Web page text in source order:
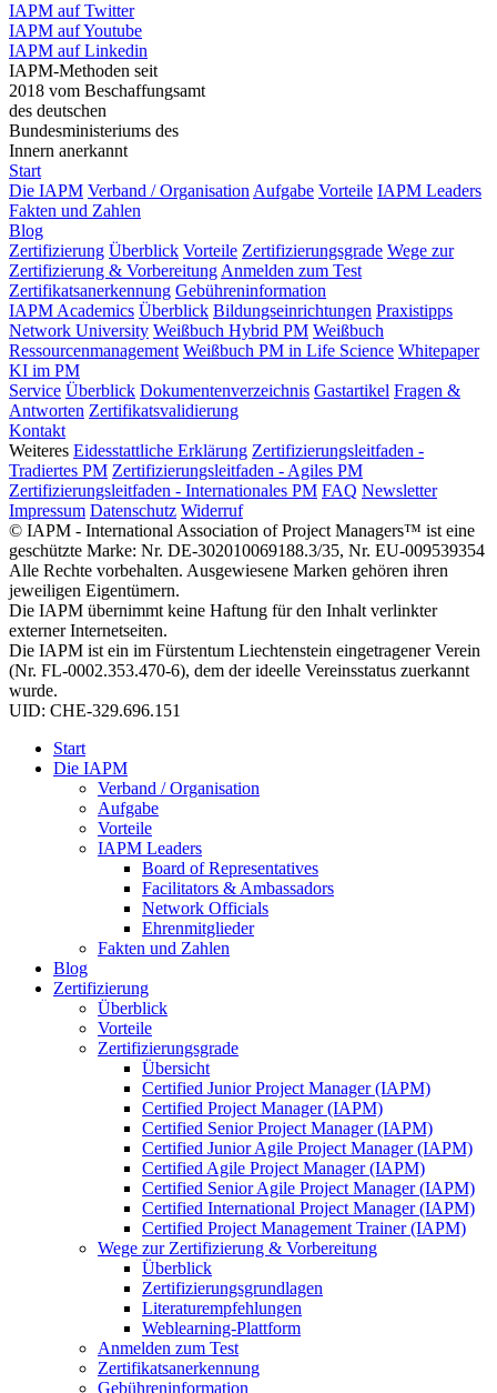
IAPM auf Twitter
IAPM auf Youtube
IAPM auf Linkedin
IAPM-Methoden seit
2018 vom Beschaffungsamt
des deutschen
Bundesministeriums des
Innern anerkannt
Start
Die IAPM Verband / Organisation Aufgabe Vorteile IAPM Leaders
Fakten und Zahlen
Blog
Zertifizierung Überblick Vorteile Zertifizierungsgrade Wege zur
Zertifizierung & Vorbereitung Anmelden zum Test
Zertifikatsanerkennung Gebühreninformation
IAPM Academics Überblick Bildungseinrichtungen Praxistipps
Network University Weißbuch Hybrid PM Weißbuch
Ressourcenmanagement Weißbuch PM in Life Science Whitepaper
KI im PM
Service Überblick Dokumentenverzeichnis Gastartikel Fragen &
Antworten Zertifikatsvalidierung
Kontakt
Weiteres Eidesstattliche Erklärung Zertifizierungsleitfaden -
Tradiertes PM Zertifizierungsleitfaden - Agiles PM
Zertifizierungsleitfaden - Internationales PM FAQ Newsletter
Impressum Datenschutz Widerruf
© IAPM - International Association of Project Managers™ ist eine
geschützte Marke: Nr. DE-302010069188.3/35, Nr. EU-009539354
Alle Rechte vorbehalten. Ausgewiesene Marken gehören ihren
jeweiligen Eigentümern.
Die IAPM übernimmt keine Haftung für den Inhalt verlinkter
externer Internetseiten.
Die IAPM ist ein im Fürstentum Liechtenstein eingetragener Verein
(Nr. FL-0002.353.470-6), dem der ideelle Vereinsstatus zuerkannt
wurde.
UID: CHE-329.696.151
Start
Die IAPM
Verband / Organisation
Aufgabe
Vorteile
IAPM Leaders
Board of Representatives
Facilitators & Ambassadors
Network Officials
Ehrenmitglieder
Fakten und Zahlen
Blog
Zertifizierung
Überblick
Vorteile
Zertifizierungsgrade
Übersicht
Certified Junior Project Manager (IAPM)
Certified Project Manager (IAPM)
Certified Senior Project Manager (IAPM)
Certified Junior Agile Project Manager (IAPM)
Certified Agile Project Manager (IAPM)
Certified Senior Agile Project Manager (IAPM)
Certified International Project Manager (IAPM)
Certified Project Management Trainer (IAPM)
Wege zur Zertifizierung & Vorbereitung
Überblick
Zertifizierungsgrundlagen
Literaturempfehlungen
Weblearning-Plattform
Anmelden zum Test
Zertifikatsanerkennung
Gebühreninformation